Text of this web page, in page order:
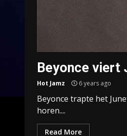
Beyonce viert
Hot Jamz 6 years ago
Beyonce trapte het
horen....
Read More